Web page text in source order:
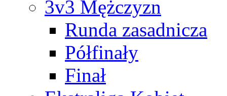
3v3 Mężczyzn
Runda zasadnicza
Półfinały
Finał